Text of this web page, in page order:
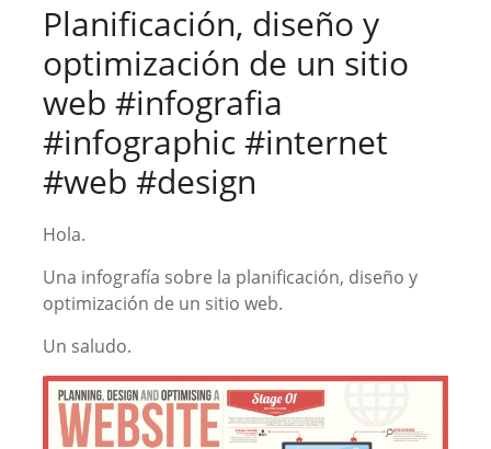
Planificación, diseño y
optimización de un sitio
web #infografia
#infographic #internet
#web #design
Hola.
Una infografía sobre la planificación, diseño y
optimización de un sitio web.
Un saludo.